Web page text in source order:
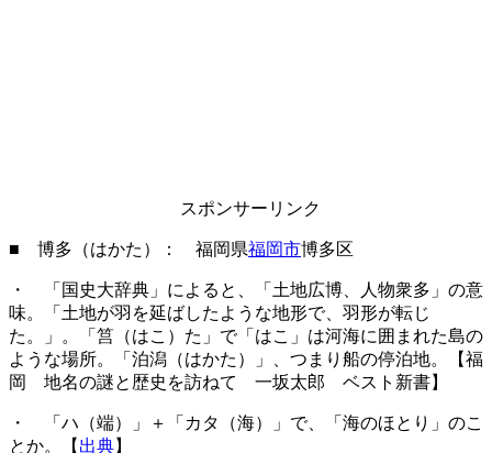
スポンサーリンク
■ 博多（はかた）： 福岡県福岡市博多区
・ 「国史大辞典」によると、「土地広博、人物衆多」の意
味。「土地が羽を延ばしたような地形で、羽形が転じ
た。」。「筥（はこ）た」で「はこ」は河海に囲まれた島の
ような場所。「泊潟（はかた）」、つまり船の停泊地。【福
岡 地名の謎と歴史を訪ねて 一坂太郎 ベスト新書】
・ 「ハ（端）」＋「カタ（海）」で、「海のほとり」のこ
とか。
【 出典】